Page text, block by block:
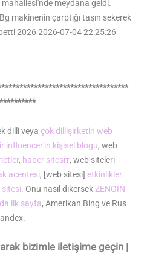
dilli veya çok dillişirketin web
influencer'ın kişisel blogu, web
, haber sitesiт, web siteleri-
acentesi, [web sitesi] etkinlikler
sitesi. Onu nasıl dikersekZENGİN
ilk sayfa, Amerikan Bing ve Rus
bizimle iletişime geçin |